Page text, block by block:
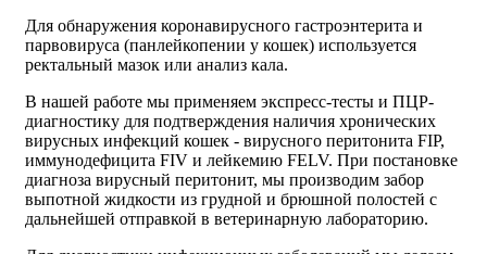
Для обнаружения коронавирусного гастроэнтерита и
парвовируса (панлейкопении у кошек) используется
ректальный мазок или анализ кала.
В нашей работе мы применяем экспресс-тесты и ПЦР-
диагностику для подтверждения наличия хронических
вирусных инфекций кошек - вирусного перитонита FIP,
иммунодефицита FIV и лейкемию FELV. При постановке
диагноза вирусный перитонит, мы производим забор
выпотной жидкости из грудной и брюшной полостей с
дальнейшей отправкой в ветеринарную лабораторию.